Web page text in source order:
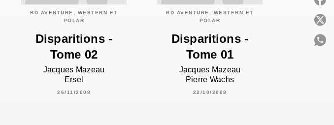
BD AVENTURE, WESTERN ET
POLAR
Disparitions -
Tome 02
Jacques Mazeau
Ersel
26/11/2008
BD AVENTURE, WESTERN ET
POLAR
Disparitions -
Tome 01
Jacques Mazeau
Pierre Wachs
22/10/2008